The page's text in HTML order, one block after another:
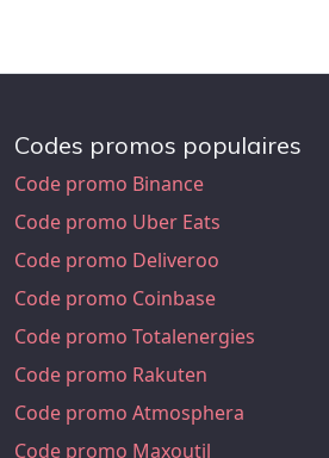
Codes promos populaires
Code promo Binance
Code promo Uber Eats
Code promo Deliveroo
Code promo Coinbase
Code promo Totalenergies
Code promo Rakuten
Code promo Atmosphera
Code promo Maxoutil